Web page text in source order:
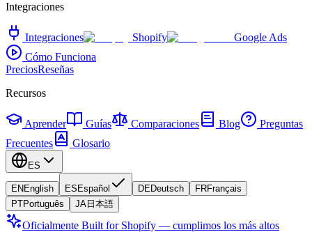
Integraciones
Integraciones Shopify
Google Ads
Cómo Funciona
PreciosReseñas
Recursos
Aprender Guías Comparaciones Blog
Preguntas
Frecuentes
Glosario
ES
EN English ES Español DEDeutsch FRFrançais
PTPortuguês JA 日本語
Oficialmente Built for Shopify — cumplimos los más altos